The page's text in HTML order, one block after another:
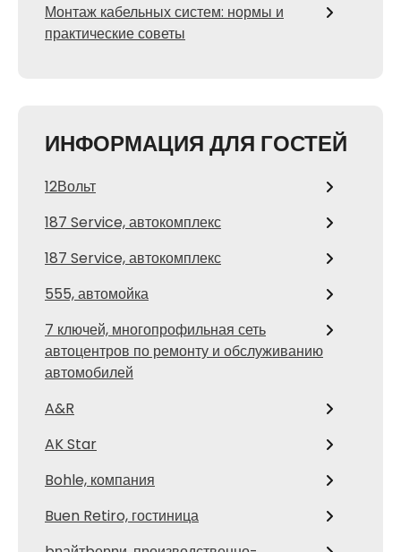
Монтаж кабельных систем: нормы и
практические советы
ИНФОРМАЦИЯ ДЛЯ ГОСТЕЙ
12Вольт
187 Service, автокомплекс
187 Service, автокомплекс
555, автомойка
7 ключей, многопрофильная сеть
автоцентров по ремонту и обслуживанию
автомобилей
A&R
AK Star
Bohle, компания
Buen Retiro, гостиница